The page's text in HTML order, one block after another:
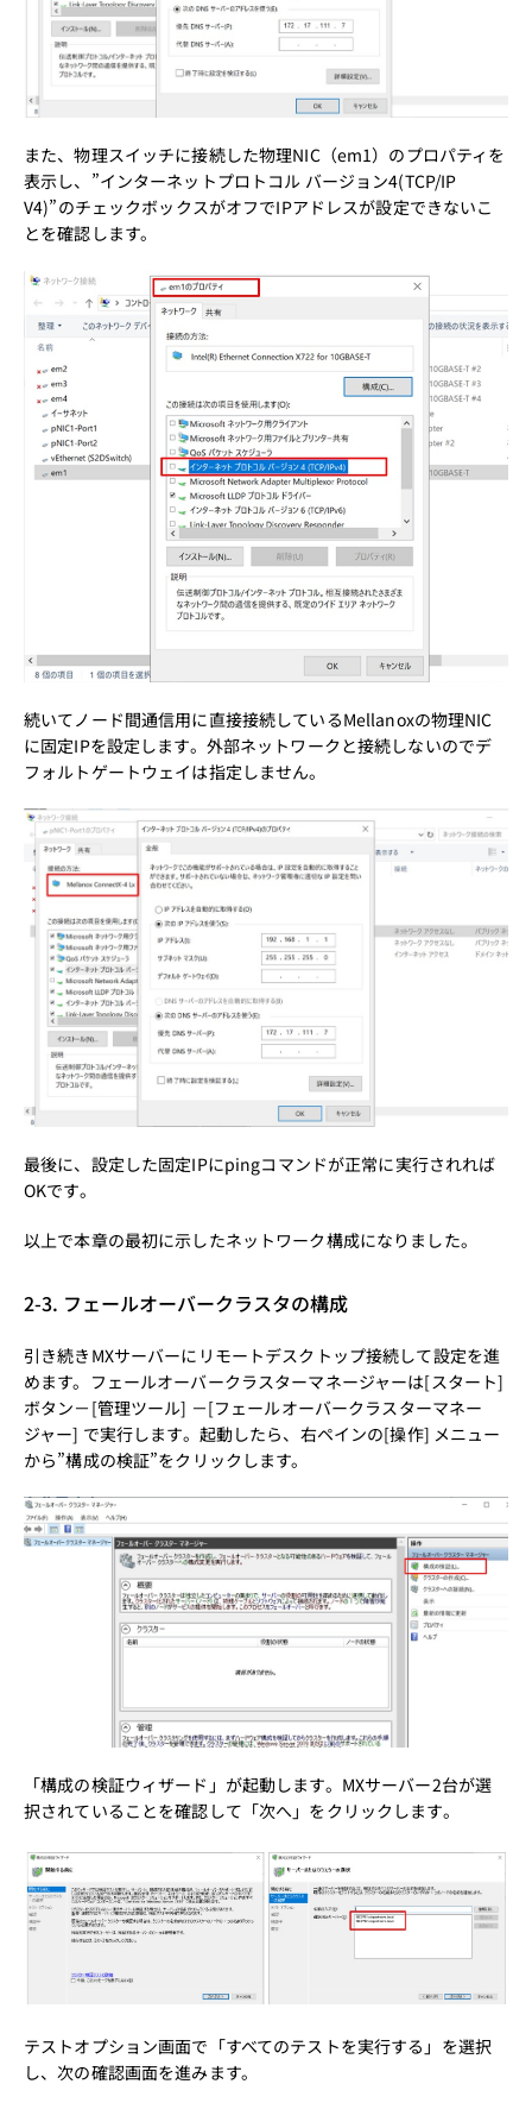
また、物理スイッチに接続した物理NIC（em1）のプロパティを
表示し、”インターネットプロトコル バージョン4(TCP/IP
V4)”のチェックボックスがオフでIPアドレスが設定できないこ
とを確認します。
続いてノード間通信用に直接接続しているMellanoxの物理NIC
に固定IPを設定します。外部ネットワークと接続しないのでデ
フォルトゲートウェイは指定しません。
最後に、設定した固定IPにpingコマンドが正常に実行されれば
OKです。
以上で本章の最初に示したネットワーク構成になりました。
2-3. フェールオーバークラスタの構成
引き続きMXサーバーにリモートデスクトップ接続して設定を進
めます。フェールオーバークラスターマネージャーは[スタート]
ボタン－[管理ツール] －[フェールオーバークラスターマネー
ジャー] で実行します。起動したら、右ペインの[操作] メニュー
から”構成の検証”をクリックします。
「構成の検証ウィザード」が起動します。MXサーバー2台が選
択されていることを確認して「次へ」をクリックします。
テストオプション画面で「すべてのテストを実行する」を選択
し、次の確認画面を進みます。